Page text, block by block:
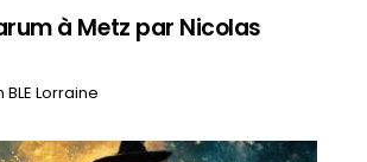
à Metz par Nicolas
Lorraine